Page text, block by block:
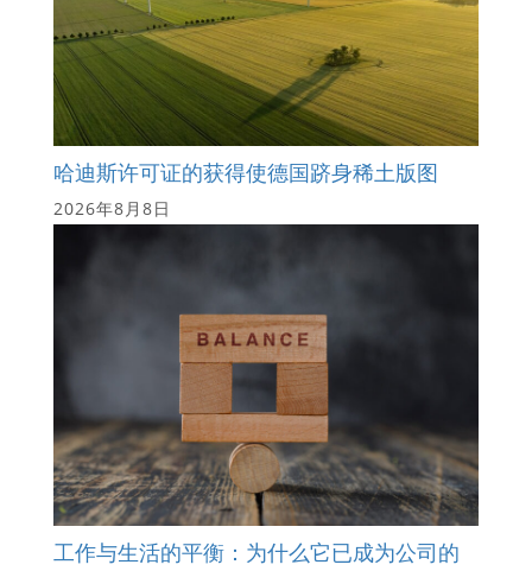
哈迪斯许可证的获得使德国跻身稀土版图
2026年8月8日
工作与生活的平衡：为什么它已成为公司的